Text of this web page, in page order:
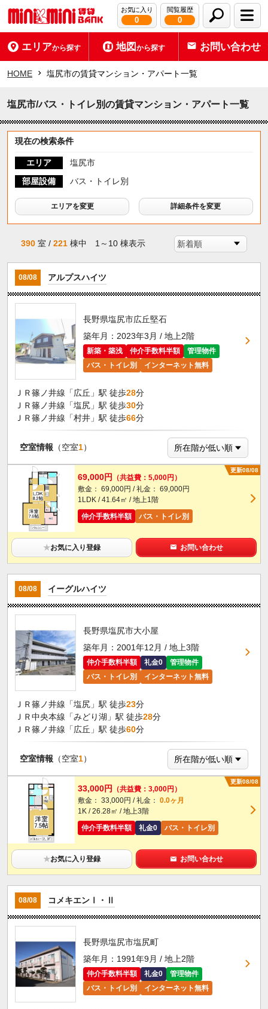
お気に入り
0
閲覧履歴
0
エリアから探す 地図から探す お問い合わせ
HOME 塩尻市の賃貸マンション・アパート一覧
塩尻市/バス・トイレ別の賃貸マンション・アパート一覧
現在の検索条件
エリア
塩尻市
部屋設備
バス・トイレ別
エリアを変更 詳細条件を変更
390 室 /221 棟中 1～10 棟表示
08/08 アルプスハイツ
長野県塩尻市広丘堅石
築年月：2023年3月 / 地上2階
新築・築浅 仲介手数料半額
管理物件
バス・トイレ別
インターネット無料
ＪＲ篠ノ井線「広丘」駅 徒歩28分
ＪＲ篠ノ井線「塩尻」駅 徒歩30分
ＪＲ篠ノ井線「村井」駅 徒歩66分
空室情報 （空室1）
更新08/08
69,000円
（共益費：5,000円）
敷金： 69,000円 / 礼金： 69,000円
1LDK / 41.64㎡ / 地上1階
仲介手数料半額
バス・トイレ別
★お気に入り登録 お問い合わせ
08/08 イーグルハイツ
長野県塩尻市大小屋
築年月：2001年12月 / 地上3階
仲介手数料半額 礼金0
管理物件
バス・トイレ別
インターネット無料
ＪＲ篠ノ井線「塩尻」駅 徒歩23分
ＪＲ中央本線「みどり湖」駅 徒歩28分
ＪＲ篠ノ井線「広丘」駅 徒歩60分
空室情報 （空室1）
更新08/08
33,000円
（共益費：3,000円）
敷金： 33,000円 / 礼金： 0.0ヶ月
1K / 26.28㎡ / 地上3階
仲介手数料半額
礼金0 バス・トイレ別
★お気に入り登録 お問い合わせ
08/08 コメキエンⅠ・Ⅱ
長野県塩尻市塩尻町
築年月：1991年9月 / 地上2階
仲介手数料半額 礼金0
管理物件
バス・トイレ別
インターネット無料